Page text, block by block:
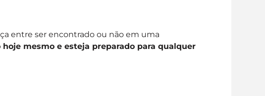
entre ser encontrado ou não em uma
mesmo e esteja preparado para qualquer